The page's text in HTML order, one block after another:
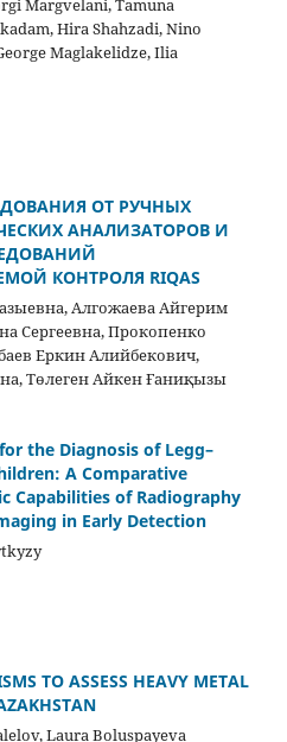
Margvelani, Tamuna
Hira Shahzadi, Nino
Maglakelidze, Ilia
ОТ РУЧНЫХ
АНАЛИЗАТОРОВ И
КОНТРОЛЯ RIQAS
Алгожаева Айгерим
Сергеевна, Прокопенко
Еркин Алийбекович,
Төлеген Айкен Ғаниқызы
the Diagnosis of Legg–
A Comparative
Capabilities of Radiography
in Early Detection
TO ASSESS HEAVY METAL
Laura Boluspayeva